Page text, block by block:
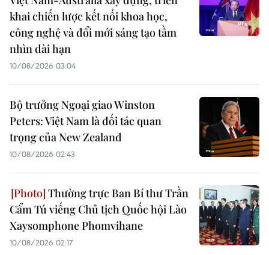
khai chiến lược kết nối khoa học,
công nghệ và đổi mới sáng tạo tầm
nhìn dài hạn
10/08/2026 03:04
Bộ trưởng Ngoại giao Winston
Peters: Việt Nam là đối tác quan
trọng của New Zealand
10/08/2026 02:43
Thường trực Ban Bí thư Trần
Cẩm Tú viếng Chủ tịch Quốc hội Lào
Xaysomphone Phomvihane
10/08/2026 02:17